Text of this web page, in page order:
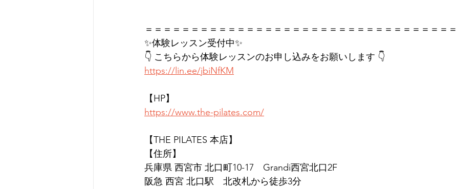
＝＝＝＝＝＝＝＝＝＝＝＝＝＝＝＝＝＝＝＝＝＝＝＝＝＝＝＝＝＝＝＝＝＝
✨体験レッスン受付中✨
👇 こちらから体験レッスンのお申し込みをお願いします 👇
https://lin.ee/jbiNfKM
【HP】
https://www.the-pilates.com/
【THE PILATES 本店】
【住所】
兵庫県 西宮市 北口町10-17　Grandi西宮北口2F
阪急 西宮 北口駅　北改札から徒歩3分